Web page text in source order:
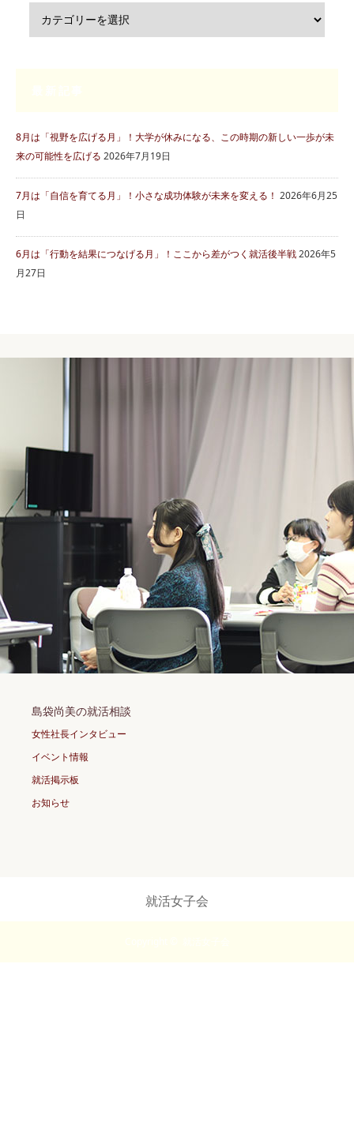
8月は「視野を広げる月」！大学が休みになる、この時期の新しい一歩が未
来の可能性を広げる 2026年7月19日
7月は「自信を育てる月」！小さな成功体験が未来を変える！ 2026年6月25
日
6月は「行動を結果につなげる月」！ここから差がつく就活後半戦2026年5
月27日
島袋尚美の就活相談
女性社長インタビュー
イベント情報
就活掲示板
お知らせ
就活女子会